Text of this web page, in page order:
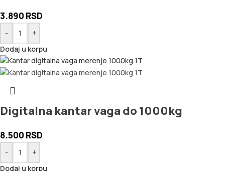
3.890 RSD
-
+
Dodaj u korpu
Digitalna kantar vaga do 1000kg
8.500 RSD
-
+
Dodaj u korpu